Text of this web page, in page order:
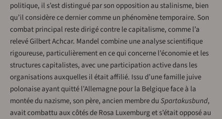
politique, il s’est distingué par son opposition au stalinisme, bien
qu’il considère ce dernier comme un phénomène temporaire. Son
combat principal reste dirigé contre le capitalisme, comme l’a
relevé Gilbert Achcar. Mandel combine une analyse scientifique
rigoureuse, particulièrement en ce qui concerne l’économie et les
structures capitalistes, avec une participation active dans les
organisations auxquelles il était affilié. Issu d’une famille juive
polonaise ayant quitté l’Allemagne pour la Belgique face à la
montée du nazisme, son père, ancien membre duSpartakusbund,
avait combattu aux côtés de Rosa Luxemburg et s’était opposé au